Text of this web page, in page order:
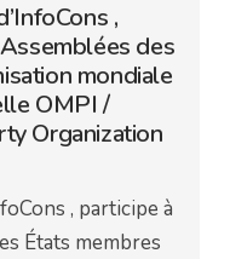
,
des
mondiale
OMPI /
Organization
, participe à
États membres